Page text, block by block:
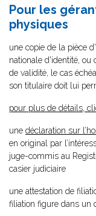
Pour les
physiques
une copie de la pièce
nationale d'identité, ou
de validité, le cas
son titulaire doit lui
pour plus de détails,
une déclaration sur
en original par
juge-commis au
casier judiciaire
une attestation de
filiation figure dans un